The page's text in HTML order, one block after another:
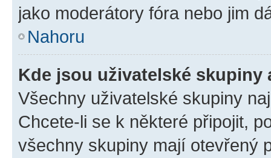
jako moderátory fóra nebo jim
Nahoru
Kde jsou uživatelské skupiny
Všechny uživatelské skupiny
Chcete-li se k některé připojit,
všechny skupiny mají otevřený